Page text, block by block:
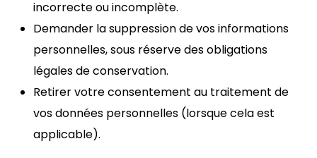
incorrecte ou incomplète.
Demander la suppression de vos informations
personnelles, sous réserve des obligations
légales de conservation.
Retirer votre consentement au traitement de
vos données personnelles (lorsque cela est
applicable).